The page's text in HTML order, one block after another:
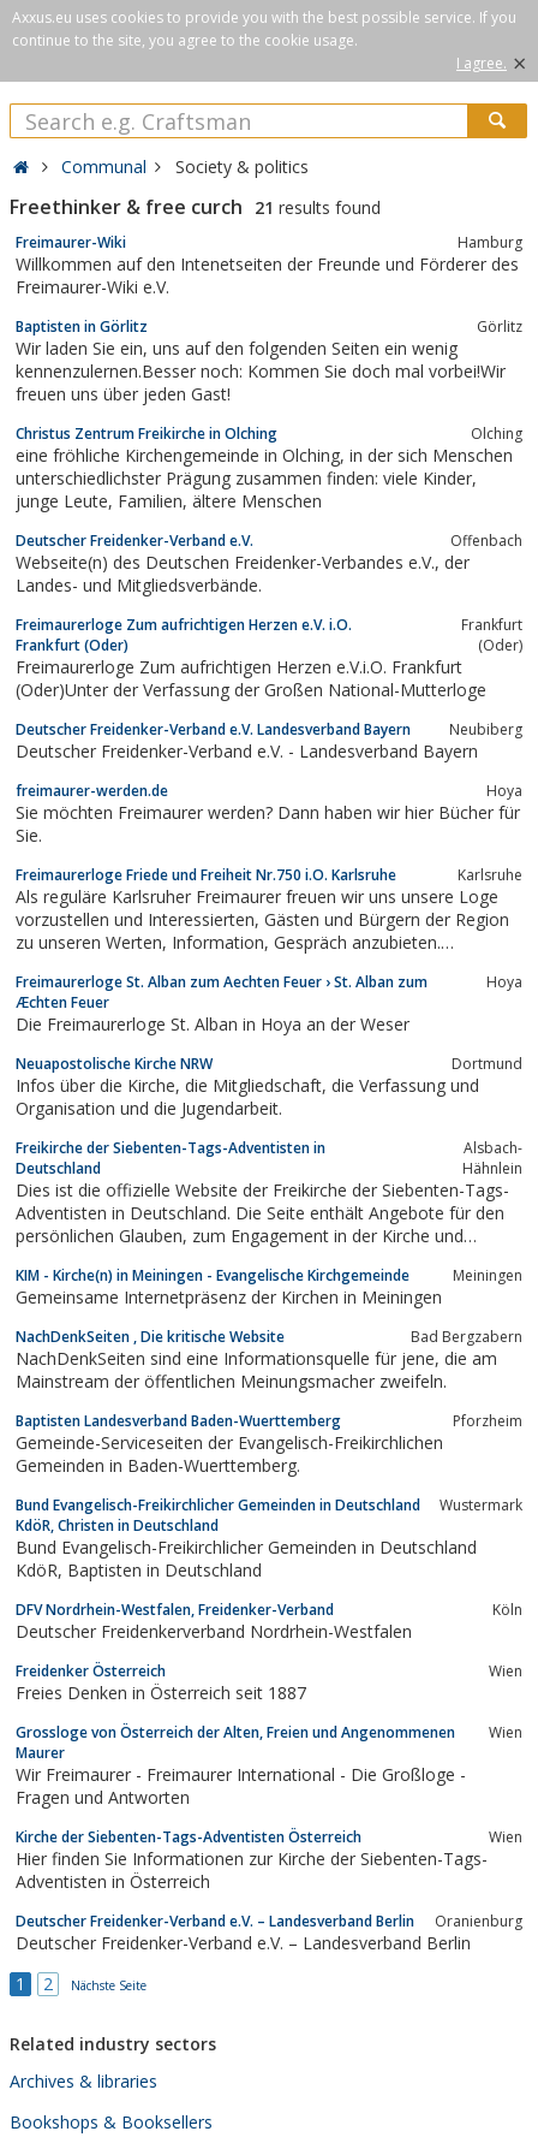
Axxus.eu uses cookies to provide you with the best possible service. If you
continue to the site, you agree to the cookie usage.
I agree. ×
Communal Society & politics
Freethinker & free curch 21 results found
Freimaurer-Wiki Hamburg
Willkommen auf den Intenetseiten der Freunde und Förderer des
Freimaurer-Wiki e.V.
Baptisten in Görlitz Görlitz
Wir laden Sie ein, uns auf den folgenden Seiten ein wenig
kennenzulernen.Besser noch: Kommen Sie doch mal vorbei!Wir
freuen uns über jeden Gast!
Christus Zentrum Freikirche in Olching Olching
eine fröhliche Kirchengemeinde in Olching, in der sich Menschen
unterschiedlichster Prägung zusammen finden: viele Kinder,
junge Leute, Familien, ältere Menschen
Deutscher Freidenker-Verband e.V. Offenbach
Webseite(n) des Deutschen Freidenker-Verbandes e.V., der
Landes- und Mitgliedsverbände.
Freimaurerloge Zum aufrichtigen Herzen e.V. i.O.
Frankfurt (Oder)
Frankfurt
(Oder)
Freimaurerloge Zum aufrichtigen Herzen e.V.i.O. Frankfurt
(Oder)Unter der Verfassung der Großen National-Mutterloge
Deutscher Freidenker-Verband e.V. Landesverband Bayern Neubiberg
Deutscher Freidenker-Verband e.V. - Landesverband Bayern
freimaurer-werden.de Hoya
Sie möchten Freimaurer werden? Dann haben wir hier Bücher für
Sie.
Freimaurerloge Friede und Freiheit Nr.750 i.O. Karlsruhe Karlsruhe
Als reguläre Karlsruher Freimaurer freuen wir uns unsere Loge
vorzustellen und Interessierten, Gästen und Bürgern der Region
zu unseren Werten, Information, Gespräch anzubieten.
im Karlsruher Logenhaus statt.
Freimaurerloge St. Alban zum Aechten Feuer › St. Alban zum
Æchten Feuer
Hoya
Die Freimaurerloge St. Alban in Hoya an der Weser
Neuapostolische Kirche NRW Dortmund
Infos über die Kirche, die Mitgliedschaft, die Verfassung und
Organisation und die Jugendarbeit.
Freikirche der Siebenten-Tags-Adventisten in
Deutschland
Alsbach-
Hähnlein
Dies ist die offizielle Website der Freikirche der Siebenten-Tags-
Adventisten in Deutschland. Die Seite enthält Angebote für den
persönlichen Glauben, zum Engagement in der Kirche und
KIM - Kirche(n) in Meiningen - Evangelische Kirchgemeinde Meiningen
Gemeinsame Internetpräsenz der Kirchen in Meiningen
NachDenkSeiten , Die kritische Website Bad Bergzabern
NachDenkSeiten sind eine Informationsquelle für jene, die am
Mainstream der öffentlichen Meinungsmacher zweifeln.
Baptisten Landesverband Baden-Wuerttemberg Pforzheim
Gemeinde-Serviceseiten der Evangelisch-Freikirchlichen
Gemeinden in Baden-Wuerttemberg.
Bund Evangelisch-Freikirchlicher Gemeinden in Deutschland
KdöR, Christen in Deutschland
Wustermark
Bund Evangelisch-Freikirchlicher Gemeinden in Deutschland
KdöR, Baptisten in Deutschland
DFV Nordrhein-Westfalen, Freidenker-Verband Köln
Deutscher Freidenkerverband Nordrhein-Westfalen
Freidenker Österreich Wien
Freies Denken in Österreich seit 1887
Grossloge von Österreich der Alten, Freien und Angenommenen
Maurer
Wien
Wir Freimaurer - ‎Freimaurer International - ‎Die Großloge -
‎Fragen und Antworten
Kirche der Siebenten-Tags-Adventisten Österreich Wien
Hier finden Sie Informationen zur Kirche der Siebenten-Tags-
Adventisten in Österreich
Deutscher Freidenker-Verband e.V. – Landesverband Berlin Oranienburg
Deutscher Freidenker-Verband e.V. – Landesverband Berlin
1
2 Nächste Seite
Related industry sectors
Archives & libraries
Bookshops & Booksellers